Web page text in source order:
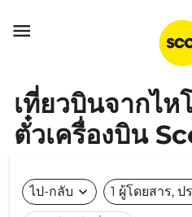

เที่ยวบินจากไห
ตั๋วเครื่องบิน
ไป-กลับ expand_more 1 ผู้โดยสาร, ป